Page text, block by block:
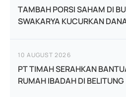
TAMBAH PORSI SAHAM DI
SWAKARYA KUCURKAN
10 AUGUST 2026
PT TIMAH SERAHKAN
RUMAH IBADAH DI BELITUNG